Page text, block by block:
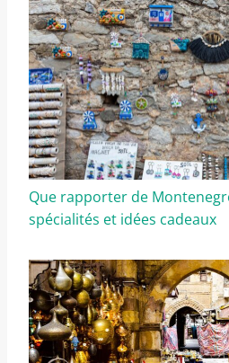
Que rapporter de
spécialités et idées cadeaux